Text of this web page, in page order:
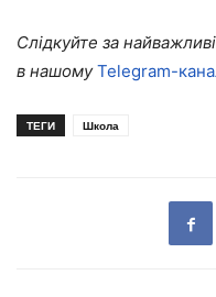
Слідкуйте за
в нашомуTelegram-
ТЕГИ Школа